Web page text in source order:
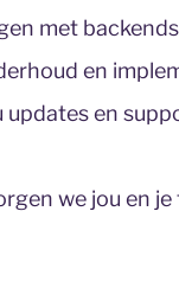
met
en
updates en
we jou en